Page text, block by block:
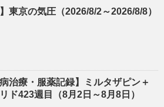
】東京の気圧（2026/8/2～2026/8/8）
病治療・服薬記録】ミルタザピン＋
ド423週目（8月2日～8月8日）